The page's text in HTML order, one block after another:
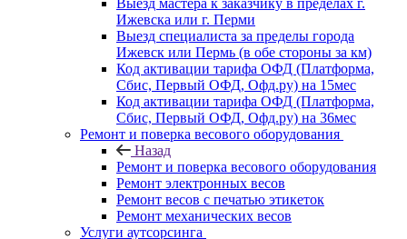
Выезд мастера к заказчику в пределах г.
Ижевска или г. Перми
Выезд специалиста за пределы города
Ижевск или Пермь (в обе стороны за км)
Код активации тарифа ОФД (Платформа,
Сбис, Первый ОФД, Офд.ру) на 15мес
Код активации тарифа ОФД (Платформа,
Сбис, Первый ОФД, Офд.ру) на 36мес
Ремонт и поверка весового оборудования
Назад
Ремонт и поверка весового оборудования
Ремонт электронных весов
Ремонт весов с печатью этикеток
Ремонт механических весов
Услуги аутсорсинга